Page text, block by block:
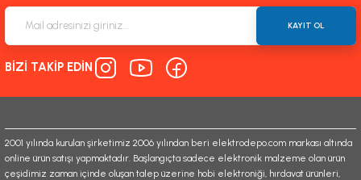
Ürün açıklamasında eksik bilgiler bulunuyor.
Ürün bilgilerinde hatalar bulunuyor.
Ürün fiyatı diğer sitelerden daha pahalı.
KAYIT OL
BİZİ TAKİP EDİN
2001 yılında kurulan şirketimiz 2006 yılından beri elektrodepo.com markası altında
online ürün satışı yapmaktadır. Başlangıçta sadece elektronik malzeme olan ürün
çeşidimiz zaman içinde oluşan talep üzerine hobi elektroniği, hırdavat ürünleri,